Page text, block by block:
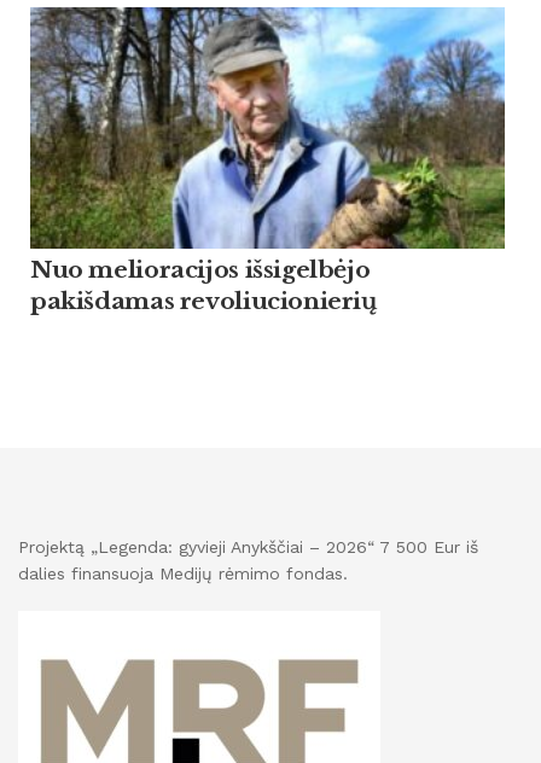
Nuo melioracijos išsigelbėjo
pakišdamas revoliucionierių
Projektą „Legenda: gyvieji Anykščiai – 2026“ 7 500 Eur iš
dalies finansuoja Medijų rėmimo fondas.